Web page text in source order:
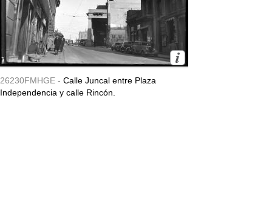
26230FMHGE - Calle Juncal entre Plaza
Independencia y calle Rincón.